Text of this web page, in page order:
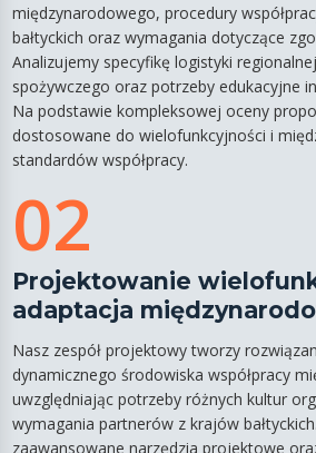
międzynarodowego, procedury
bałtyckich oraz wymagania dotyczące
Analizujemy specyfikę logistyki
spożywczego oraz potrzeby edukacyjne
Na podstawie kompleksowej oceny
dostosowane do wielofunkcyjności i
standardów współpracy.
02
Projektowanie
adaptacja
Nasz zespół projektowy tworzy
dynamicznego środowiska współpracy
uwzględniając potrzeby różnych kultur
wymagania partnerów z krajów
zaawansowane narzędzia projektowe